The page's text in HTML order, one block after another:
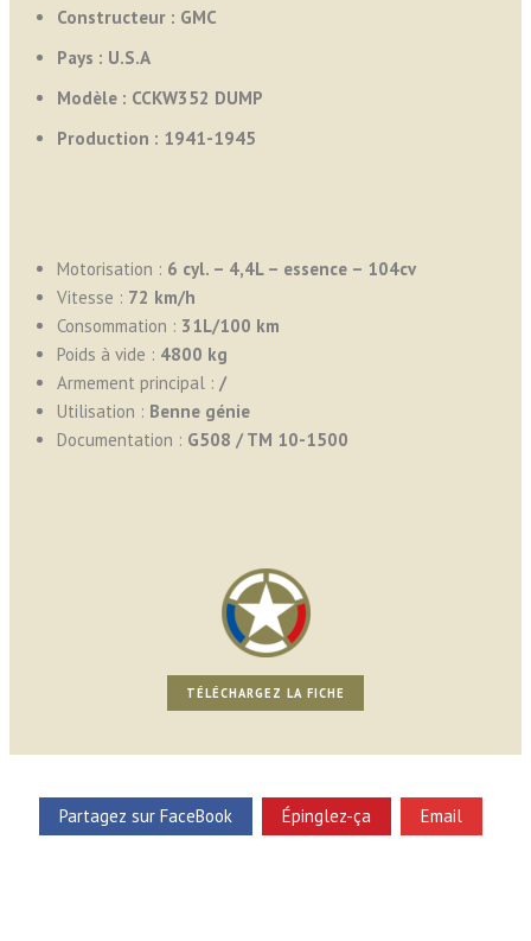
Constructeur : GMC
Pays : U.S.A
Modèle : CCKW352 DUMP
Production : 1941-1945
Motorisation : 6 cyl. – 4,4L – essence – 104cv
Vitesse : 72 km/h
Consommation : 31L/100 km
Poids à vide : 4800 kg
Armement principal : /
Utilisation : Benne génie
Documentation : G508 / TM 10-1500
TÉLÉCHARGEZ LA FICHE
Partagez sur FaceBook Épinglez-ça Email